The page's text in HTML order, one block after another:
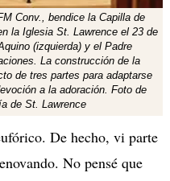
Conv., bendice la Capilla de
la Iglesia St. Lawrence el 23 de
(izquierda) y el Padre
La construcción de la
de tres partes para adaptarse
a la adoración. Foto de
de St. Lawrence
De hecho, vi parte
No pensé que